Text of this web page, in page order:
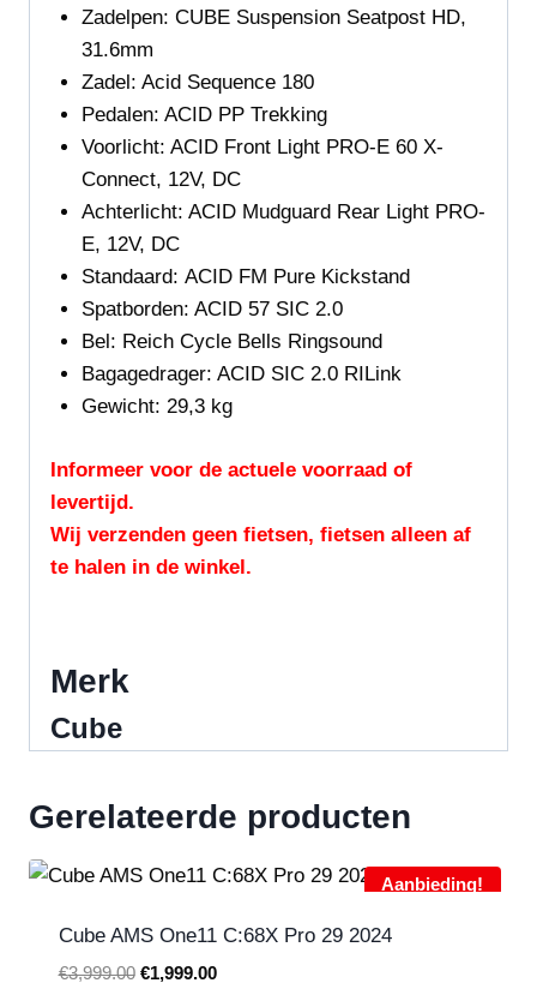
Zadelpen: CUBE Suspension Seatpost HD,
31.6mm
Zadel: Acid Sequence 180
Pedalen: ACID PP Trekking
Voorlicht: ACID Front Light PRO-E 60 X-
Connect, 12V, DC
Achterlicht: ACID Mudguard Rear Light PRO-
E, 12V, DC
Standaard: ACID FM Pure Kickstand
Spatborden: ACID 57 SIC 2.0
Bel: Reich Cycle Bells Ringsound
Bagagedrager: ACID SIC 2.0 RILink
Gewicht: 29,3 kg
Informeer voor de actuele voorraad of
levertijd.
Wij verzenden geen fietsen, fietsen alleen af
te halen in de winkel.
Merk
Cube
Gerelateerde producten
Aanbieding!
Cube AMS One11 C:68X Pro 29 2024
€3,999.00 Oorspronkelijke
€1,999.00Huidige